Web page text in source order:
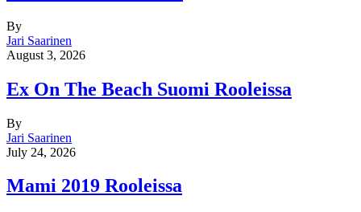
By
Jari Saarinen
August 3, 2026
Ex On The Beach Suomi Rooleissa
By
Jari Saarinen
July 24, 2026
Mami 2019 Rooleissa